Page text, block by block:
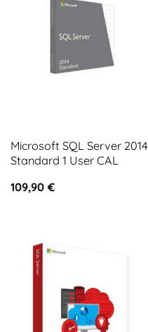
Microsoft SQL Server 2014
Standard 1 User CAL
109,90 €